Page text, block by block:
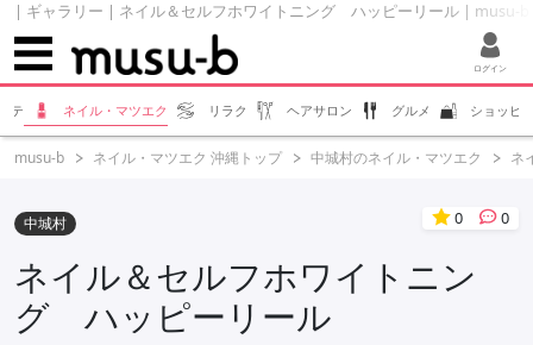
| ギャラリー | ネイル＆セルフホワイトニング ハッピーリール | musu-b
ログイン
テ ネイル・マツエク リラク ヘアサロン グルメ ショッピ
musu-b ネイル・マツエク 沖縄トップ 中城村のネイル・マツエク ネ
中城村 0 0
ネイル＆セルフホワイトニン
グ ハッピーリール